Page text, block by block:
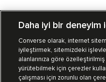
Mağazalarımız
Müşteri İlişkileri
Daha iyi bir deneyim
Converse olarak, internet
iyileştirmek, sitemizdeki
alanlarınıza göre
yürütebilmek için çerezler
çalışması için zorunlu olan